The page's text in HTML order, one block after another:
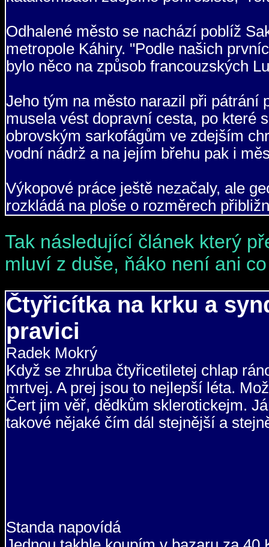
Odhalené město se nachází poblíž
metropole Káhiry. "Podle našich
bylo něco na způsob francouzských
Jeho tým na město narazil při pátrání
musela vést dopravní cesta, po které
obrovským sarkofágům ve zdejším
vodní nádrž a na jejím břehu pak i
Výkopové práce ještě nezačaly, ale
rozkládá na ploše o rozměrech
Tak následující článek který
mluví z duše, ňáko není ani
Čtyřicítka na krku a
pravici
Radek Mokrý
Když se zhruba čtyřicetiletej chlap
mrtvej. A prej jsou to nejlepší léta.
Čert jim věř, dědkům sklerotickejm.
takové nějaké čím dál stejnější a
Standa napovídá